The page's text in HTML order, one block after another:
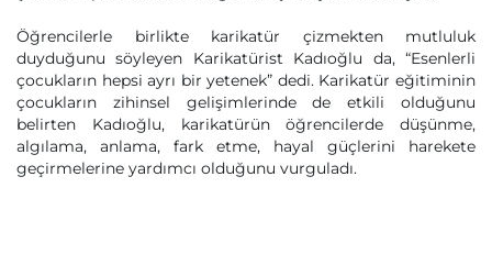
Öğrencilerle birlikte karikatür çizmekten mutluluk
duyduğunu söyleyen Karikatürist Kadıoğlu da, “Esenlerli
çocukların hepsi ayrı bir yetenek” dedi. Karikatür eğitiminin
çocukların zihinsel gelişimlerinde de etkili olduğunu
belirten Kadıoğlu, karikatürün öğrencilerde düşünme,
algılama, anlama, fark etme, hayal güçlerini harekete
geçirmelerine yardımcı olduğunu vurguladı.